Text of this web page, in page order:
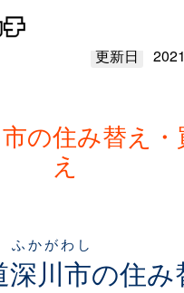
更新日
の住み替え
え
深川市
ふかがわし
の住み